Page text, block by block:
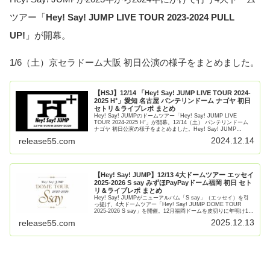
ツアー「Hey! Say! JUMP LIVE TOUR 2023-2024 PULL
UP! 」が開幕。
1/6（土）京セラドーム大阪 初日公演の様子をまとめました。
【HSJ】12/14 「Hey! Say! JUMP LIVE TOUR 2024-
2025 H⁺」愛知 名古屋 バンテリンドーム ナゴヤ 初日
セトリ＆ライブレポ まとめ
Hey! Say! JUMPのドームツアー「Hey! Say! JUMP LIVE
TOUR 2024-2025 H⁺」が開幕。12/14（土） バンテリンドーム
ナゴヤ 初日公演の様子をまとめました。Hey! Say! JUMP
release55.com 2024.12.14
【Hey! Say! JUMP】12/13 4大ドームツアー エッセイ
2025-2026 S say みずほPayPayドーム福岡 初日 セト
リ＆ライブレポ まとめ
Hey! Say! JUMPがニューアルバム「S say」（エッセイ）を引
っ提げ、4大ドームツアー「Hey! Say! JUMP DOME TOUR
2025-2026 S say」を開催。12月福岡ドームを皮切りに年明け1月
release55.com 2025.12.13